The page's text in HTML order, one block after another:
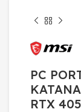
PC
RTX